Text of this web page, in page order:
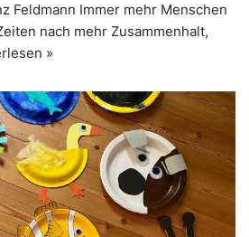
Feldmann Immer mehr Menschen
nach mehr Zusammenhalt,
»